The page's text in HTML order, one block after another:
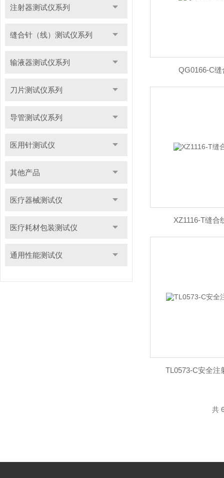
注射器测试仪系列
缝合针（线）测试仪系列
输液器测试仪系列
刀片测试仪系列
导管测试仪系列
医用针测试仪
其他产品
医疗器械测试仪
医疗耗材包装测试仪
通用性能测试仪
QG0166-C
XZ1116-T缝合
TL0573-C安全注
共